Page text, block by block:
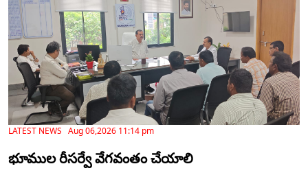
LATEST NEWS Aug 06,2026 11:14 pm
భూముల రీసర్వే వేగవంతం చేయాలి